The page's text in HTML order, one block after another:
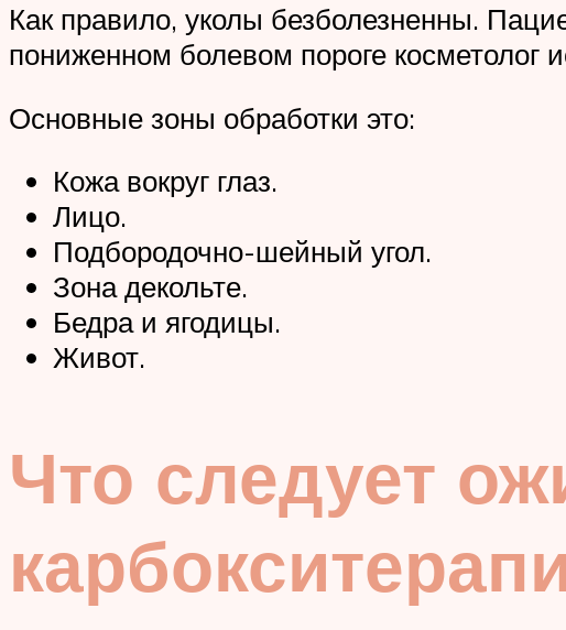
Как правило, уколы безболезненны.
пониженном болевом пороге косметолог
Основные зоны обработки это:
Кожа вокруг глаз.
Лицо.
Подбородочно-шейный угол.
Зона декольте.
Бедра и ягодицы.
Живот.
Что следует